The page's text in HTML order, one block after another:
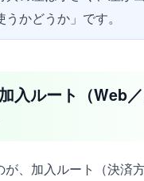
かどうか」です。
入ルート（Web／
、加入ルート（決済